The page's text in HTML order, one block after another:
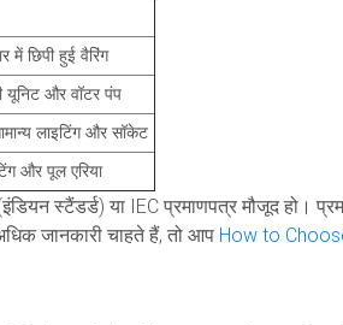
में छिपी हुई वैरिंग
यूनिट और वॉटर पंप
लाइटिंग और सॉकेट
और पूल एरिया
स्टैंडर्ड) या IEC प्रमाणपत्र मौजूद हो।
जानकारी चाहते हैं, तो आप How to